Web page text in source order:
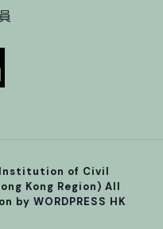
of Civil
Kong Region) All
by WORDPRESS HK